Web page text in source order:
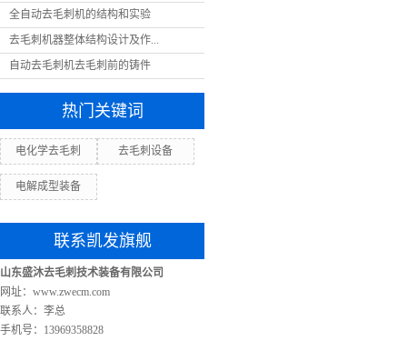
全自动去毛刺机的结构和实验
去毛刺机器整体结构设计及作...
自动去毛刺机去毛刺前的铸件
热门关键词
电化学去毛刺 去毛刺设备
电解成型装备
联系凯发旗舰
山东盛沐去毛刺技术装备有限公司
网址：www.zwecm.com
联系人：李总
手机号：13969358828